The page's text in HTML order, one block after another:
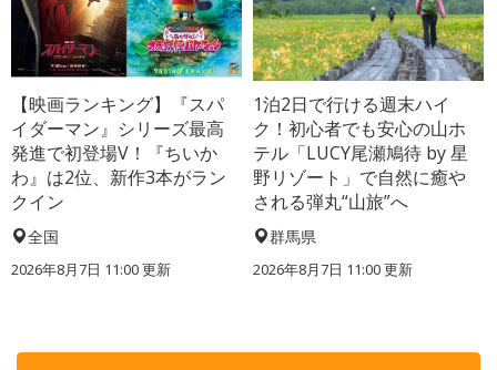
【映画ランキング】『スパ
イダーマン』シリーズ最高
発進で初登場V！『ちいか
わ』は2位、新作3本がラン
クイン
全国
2026年8月7日 11:00更新
1泊2日で行ける週末ハイ
ク！初心者でも安心の山ホ
テル「LUCY尾瀬鳩待 by 星
野リゾート」で自然に癒や
される弾丸“山旅”へ
群馬県
2026年8月7日 11:00更新